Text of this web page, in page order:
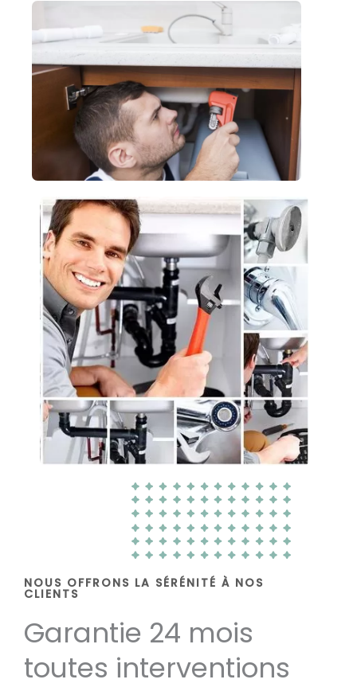
NOUS OFFRONS LA SÉRÉNITÉ À NOS
CLIENTS
Garantie 24 mois
toutes interventions